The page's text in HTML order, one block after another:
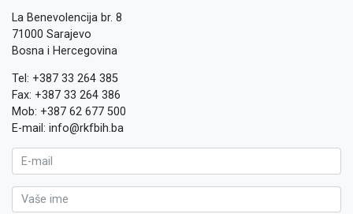
La Benevolencija br. 8
71000 Sarajevo
Bosna i Hercegovina
Tel: +387 33 264 385
Fax: +387 33 264 386
Mob: +387 62 677 500
E-mail: info@rkfbih.ba